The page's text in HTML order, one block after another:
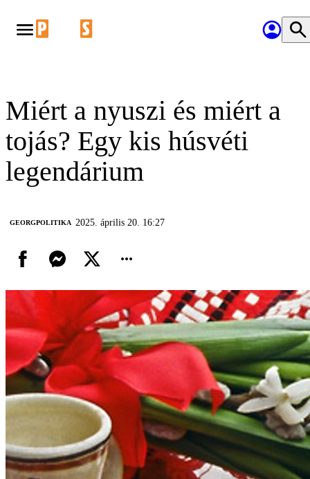
Miért a nyuszi és miért a
tojás? Egy kis húsvéti
legendárium
‎GEORGPOLITIKA 2025. április 20. 16:27